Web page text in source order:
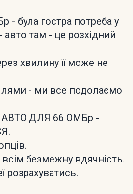
- була гостра потреба у
авто там - це розхідний
хвилину її може не
- ми все подолаємо
ДЛЯ 66 ОМБр -
безмежну вдячність.
розрахуватись.